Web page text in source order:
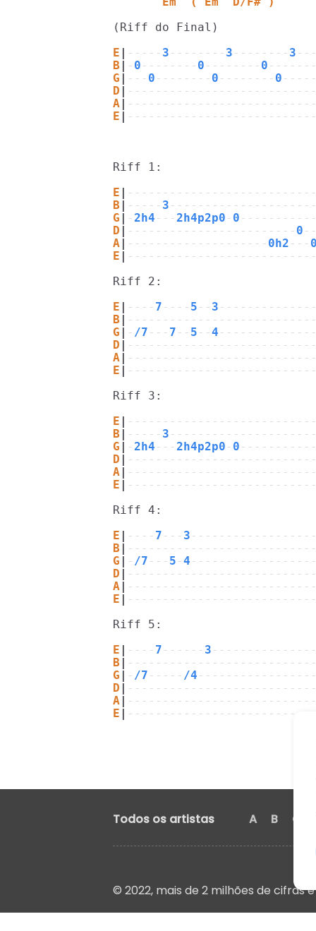
(Riff do Final)
E
----- 3 -------- 3 -------- 3
B
- 0 -------- 0 -------- 0
G
--- 0 -------- 0 -------- 0
D
A
E
Riff 1:
E
B
----- 3
G
- 2h4 --- 2h4p2p0 - 0
D
------------------------ 0
A
-------------------- 0h2 ---
E
Riff 2:
E
---- 7 ---- 5 -- 3
B
G
- /7 --- 7 -- 5 --4
D
A
E
Riff 3:
E
B
----- 3
G
- 2h4 --- 2h4p2p0 - 0
D
A
E
Riff 4:
E
---- 7 --- 3
B
G
- /7 --- 5 -4
D
A
E
Riff 5:
E
---- 7 ------ 3
B
G
- /7 ----- /4
D
A
E
Todos os artistas A B C
© 2022, mais de 2 milhões de cifras